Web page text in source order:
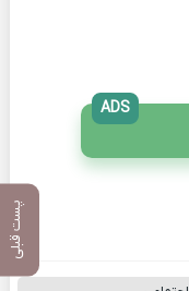
پست قبلی
ADS